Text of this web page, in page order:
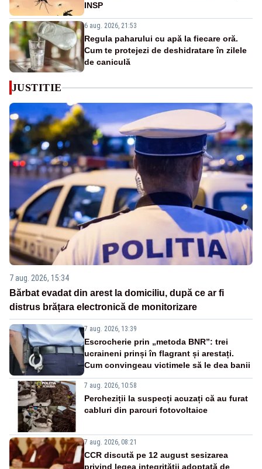
INSP
6 aug. 2026, 21:53
Regula paharului cu apă la fiecare oră.
Cum te protejezi de deshidratare în zilele
de caniculă
JUSTITIE
7 aug. 2026, 15:34
Bărbat evadat din arest la domiciliu, după ce ar fi
distrus brățara electronică de monitorizare
7 aug. 2026, 13:39
Escrocherie prin „metoda BNR”: trei
ucraineni prinși în flagrant și arestați.
Cum convingeau victimele să le dea banii
7 aug. 2026, 10:58
Percheziții la suspecți acuzați că au furat
cabluri din parcuri fotovoltaice
7 aug. 2026, 08:21
CCR discută pe 12 august sesizarea
privind legea integrității adoptată de